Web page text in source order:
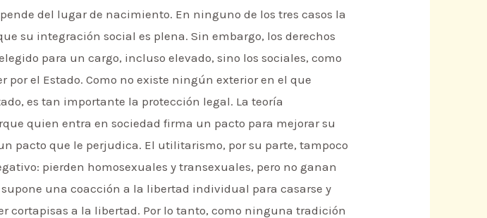
del lugar de nacimiento. En ninguno de los tres casos la
su integración social es plena. Sin embargo, los derechos
para un cargo, incluso elevado, sino los sociales, como
el Estado. Como no existe ningún exterior en el que
es tan importante la protección legal. La teoría
quien entra en sociedad firma un pacto para mejorar su
pacto que le perjudica. El utilitarismo, por su parte, tampoco
pierden homosexuales y transexuales, pero no ganan
una coacción a la libertad individual para casarse y
a la libertad. Por lo tanto, como ninguna tradición